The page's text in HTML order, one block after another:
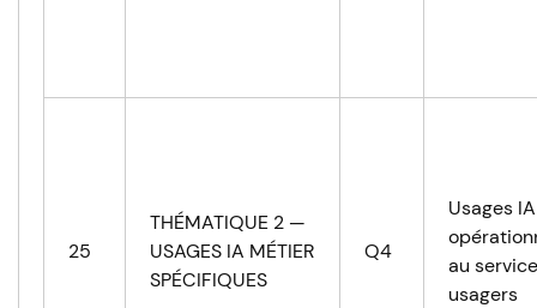
25
THÉMATIQUE 2 —
USAGES IA MÉTIER
SPÉCIFIQUES
Q4
Usages IA
au
usagers